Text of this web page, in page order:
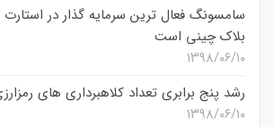
سامسونگ فعال‌ ترین سرمایه‌ گذار در
بلاک چینی است
۱۳۹۸/۰۶/۱۰
رشد پنج برابری تعداد کلاهبرداری های
۱۳۹۸/۰۶/۱۰